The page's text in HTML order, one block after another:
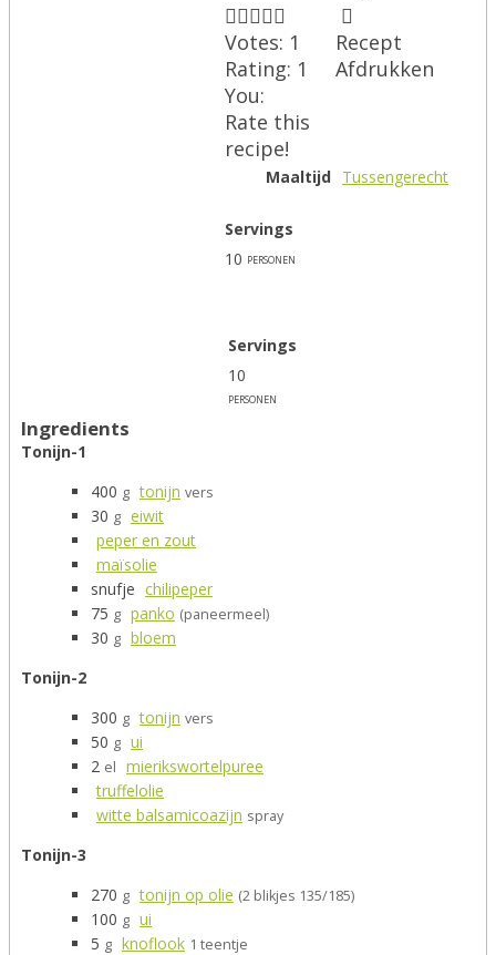
Votes: 1
Rating: 1
You:
Rate this
recipe!
Recept
Afdrukken
Maaltijd Tussengerecht
Servings
10 personen
Servings
10
personen
Ingredients
Tonijn-1
400 g tonijn vers
30 g eiwit
peper en zout
maïsolie
snufje chilipeper
75 g panko (paneermeel)
30 g bloem
Tonijn-2
300 g tonijn vers
50 g ui
2 el mierikswortelpuree
truffelolie
witte balsamicoazijn spray
Tonijn-3
270 g tonijn op olie (2 blikjes 135/185)
100 g ui
5 g knoflook 1 teentje